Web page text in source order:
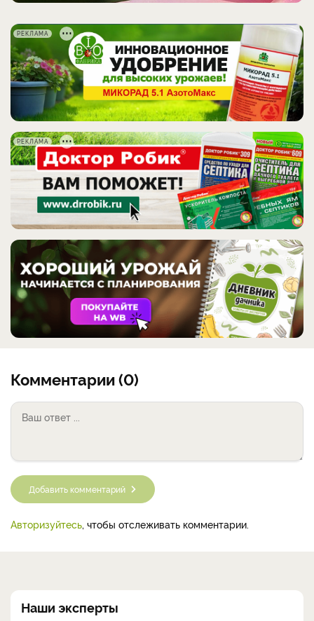
РЕКЛАМА
РЕКЛАМА
Комментарии (0)
Добавить комментарий
Авторизуйтесь , чтобы отслеживать комментарии.
Наши эксперты